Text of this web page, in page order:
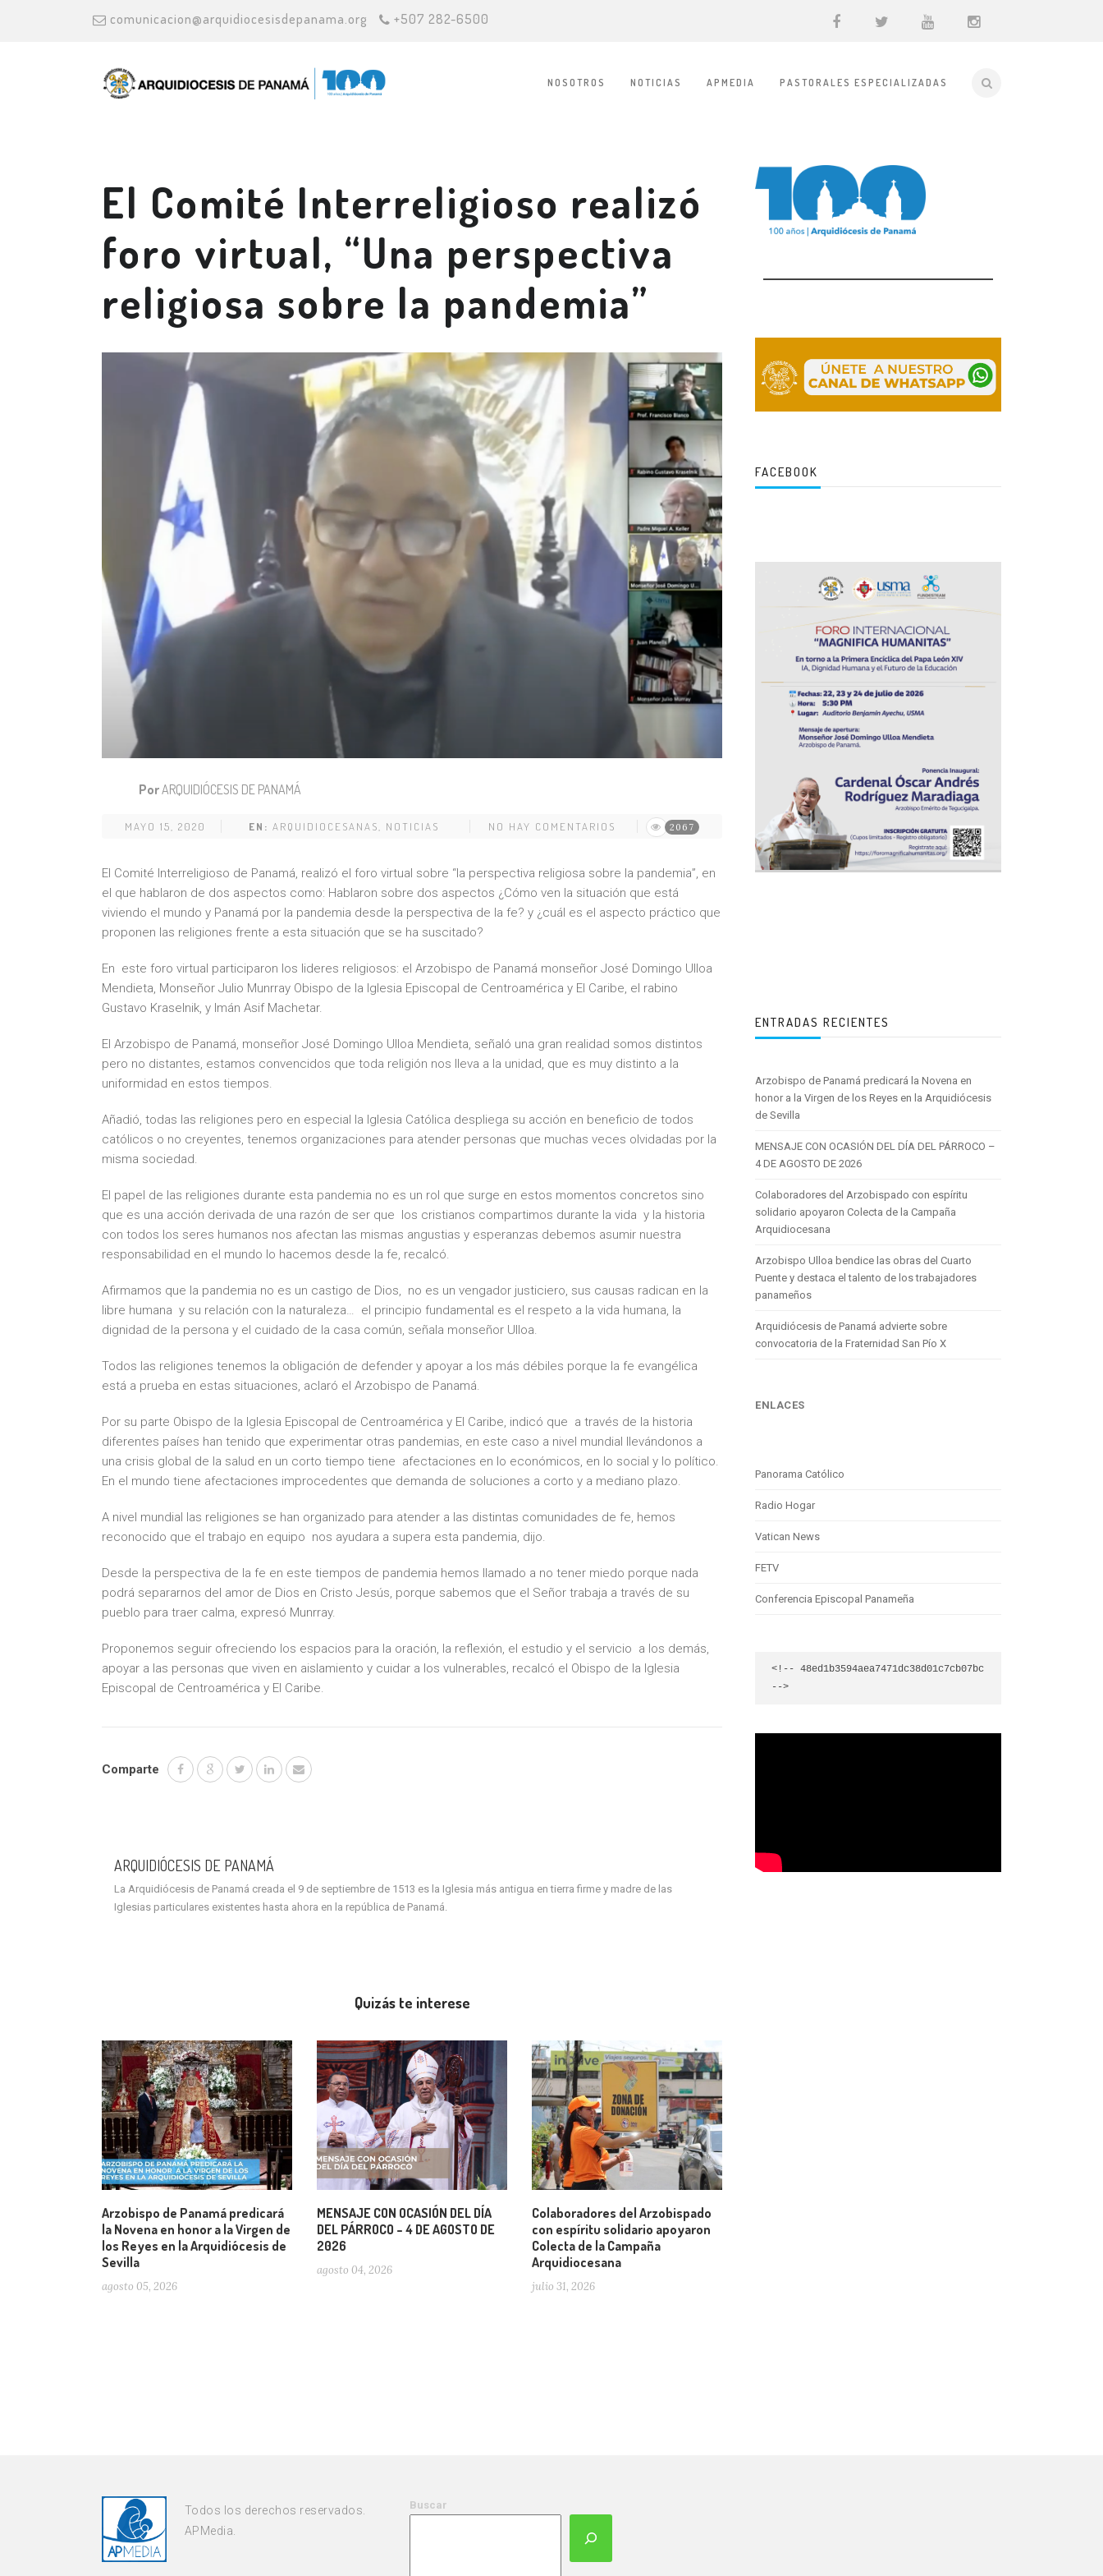
comunicacion@arquidiocesisdepanama.org +507 282-6500
NOSOTROS NOTICIAS APMEDIA PASTORALES ESPECIALIZADAS
El Comité Interreligioso realizó
foro virtual, “Una perspectiva
religiosa sobre la pandemia”
PorARQUIDIÓCESIS DE PANAMÁ
MAYO 15, 2020 EN: ARQUIDIOCESANAS NOTICIAS NO HAY COMENTARIOS 2067
El Comité Interreligioso de Panamá, realizó el foro virtual sobre “la perspectiva religiosa sobre la pandemia”, en
el que hablaron de dos aspectos como: Hablaron sobre dos aspectos ¿Cómo ven la situación que está
viviendo el mundo y Panamá por la pandemia desde la perspectiva de la fe? y ¿cuál es el aspecto práctico que
proponen las religiones frente a esta situación que se ha suscitado?
En este foro virtual participaron los lideres religiosos: el Arzobispo de Panamá monseñor José Domingo Ulloa
Mendieta, Monseñor Julio Munrray Obispo de la Iglesia Episcopal de Centroamérica y El Caribe, el rabino
Gustavo Kraselnik, y Imán Asif Machetar.
El Arzobispo de Panamá, monseñor José Domingo Ulloa Mendieta, señaló una gran realidad somos distintos
pero no distantes, estamos convencidos que toda religión nos lleva a la unidad, que es muy distinto a la
uniformidad en estos tiempos.
Añadió, todas las religiones pero en especial la Iglesia Católica despliega su acción en beneficio de todos
católicos o no creyentes, tenemos organizaciones para atender personas que muchas veces olvidadas por la
misma sociedad.
El papel de las religiones durante esta pandemia no es un rol que surge en estos momentos concretos sino
que es una acción derivada de una razón de ser que los cristianos compartimos durante la vida y la historia
con todos los seres humanos nos afectan las mismas angustias y esperanzas debemos asumir nuestra
responsabilidad en el mundo lo hacemos desde la fe, recalcó.
Afirmamos que la pandemia no es un castigo de Dios, no es un vengador justiciero, sus causas radican en la
libre humana y su relación con la naturaleza… el principio fundamental es el respeto a la vida humana, la
dignidad de la persona y el cuidado de la casa común, señala monseñor Ulloa.
Todos las religiones tenemos la obligación de defender y apoyar a los más débiles porque la fe evangélica
está a prueba en estas situaciones, aclaró el Arzobispo de Panamá.
Por su parte Obispo de la Iglesia Episcopal de Centroamérica y El Caribe, indicó que a través de la historia
diferentes países han tenido que experimentar otras pandemias, en este caso a nivel mundial llevándonos a
una crisis global de la salud en un corto tiempo tiene afectaciones en lo económicos, en lo social y lo político.
En el mundo tiene afectaciones improcedentes que demanda de soluciones a corto y a mediano plazo.
A nivel mundial las religiones se han organizado para atender a las distintas comunidades de fe, hemos
reconocido que el trabajo en equipo nos ayudara a supera esta pandemia, dijo.
Desde la perspectiva de la fe en este tiempos de pandemia hemos llamado a no tener miedo porque nada
podrá separarnos del amor de Dios en Cristo Jesús, porque sabemos que el Señor trabaja a través de su
pueblo para traer calma, expresó Munrray.
Proponemos seguir ofreciendo los espacios para la oración, la reflexión, el estudio y el servicio a los demás,
apoyar a las personas que viven en aislamiento y cuidar a los vulnerables, recalcó el Obispo de la Iglesia
Episcopal de Centroamérica y El Caribe.
Comparte
ARQUIDIÓCESIS DE PANAMÁ
La Arquidiócesis de Panamá creada el 9 de septiembre de 1513 es la Iglesia más antigua en tierra firme y madre de las
Iglesias particulares existentes hasta ahora en la república de Panamá.
Quizás te interese
Arzobispo de Panamá predicará
la Novena en honor a la Virgen de
los Reyes en la Arquidiócesis de
Sevilla
agosto 05, 2026
MENSAJE CON OCASIÓN DEL DÍA
DEL PÁRROCO – 4 DE AGOSTO DE
2026
agosto 04, 2026
Colaboradores del Arzobispado
con espíritu solidario apoyaron
Colecta de la Campaña
Arquidiocesana
julio 31, 2026
FACEBOOK
ENTRADAS RECIENTES
Arzobispo de Panamá predicará la Novena en
honor a la Virgen de los Reyes en la Arquidiócesis
de Sevilla
MENSAJE CON OCASIÓN DEL DÍA DEL PÁRROCO –
4 DE AGOSTO DE 2026
Colaboradores del Arzobispado con espíritu
solidario apoyaron Colecta de la Campaña
Arquidiocesana
Arzobispo Ulloa bendice las obras del Cuarto
Puente y destaca el talento de los trabajadores
panameños
Arquidiócesis de Panamá advierte sobre
convocatoria de la Fraternidad San Pío X
ENLACES
Panorama Católico
Radio Hogar
Vatican News
FETV
Conferencia Episcopal Panameña
<!-- 48ed1b3594aea7471dc38d01c7cb07bc
-->
Todos los derechos reservados.
APMedia.
Buscar